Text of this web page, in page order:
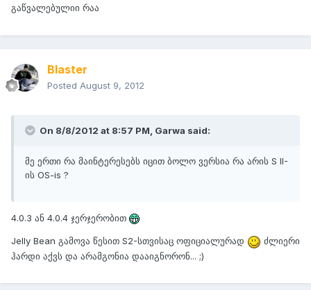
გაწვალებულიი რაა
Blaster
Posted August 9, 2012
On 8/8/2012 at 8:57 PM, Garwa said:
მე ერთი რა მაინტერესებს იცით ბოლო ვერსია რა არის S II-
ის OS-is ?
4.0.3 ან 4.0.4 ჯერჯერობით
Jelly Bean გამოვა წესით S2-სთვისაც ოფიციალურად
ძლიერი
ჰარდი აქვს და არამგონია დააიგნორონ... ;)